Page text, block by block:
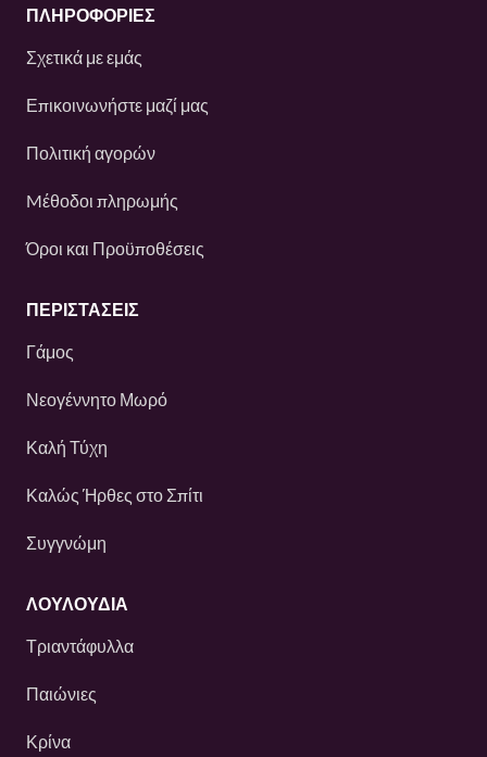
ΠΛΗΡΟΦΟΡΙΕΣ
Σχετικά με εμάς
Επικοινωνήστε μαζί μας
Πολιτική αγορών
Mέθοδοι πληρωμής
Όροι και Προϋποθέσεις
ΠΕΡΙΣΤΆΣΕΙΣ
Γάμος
Νεογέννητο Μωρό
Καλή Τύχη
Καλώς Ήρθες στο Σπίτι
Συγγνώμη
ΛΟΥΛΟΎΔΙΑ
Τριαντάφυλλα
Παιώνιες
Κρίνα